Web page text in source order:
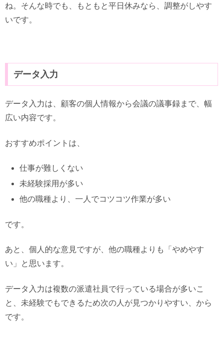
ね。そんな時でも、もともと平日休みなら、調整がしやす
いです。
データ入力
データ入力は、顧客の個人情報から会議の議事録まで、幅
広い内容です。
おすすめポイントは、
仕事が難しくない
未経験採用が多い
他の職種より、一人でコツコツ作業が多い
です。
あと、個人的な意見ですが、他の職種よりも「やめやす
い」と思います。
データ入力は複数の派遣社員で行っている場合が多いこ
と、未経験でもできるため次の人が見つかりやすい、から
です。